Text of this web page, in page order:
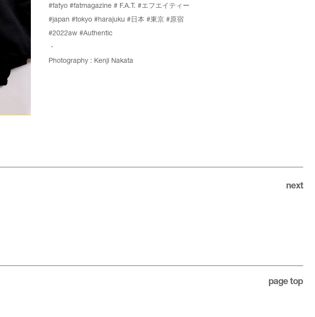
#fatyo #fatmagazine # F.A.T. #エフエイティー
#japan #tokyo #harajuku #日本 #東京 #原宿
#2022aw #Authentic
・
Photography : Kenji Nakata
next
page top